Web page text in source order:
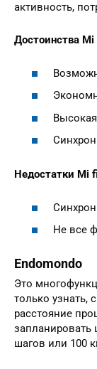
активность,
Достоинства
Недостатки Mi
Не все
Endomondo
Это
только узнать,
расстояние
запланировать
шагов или 100